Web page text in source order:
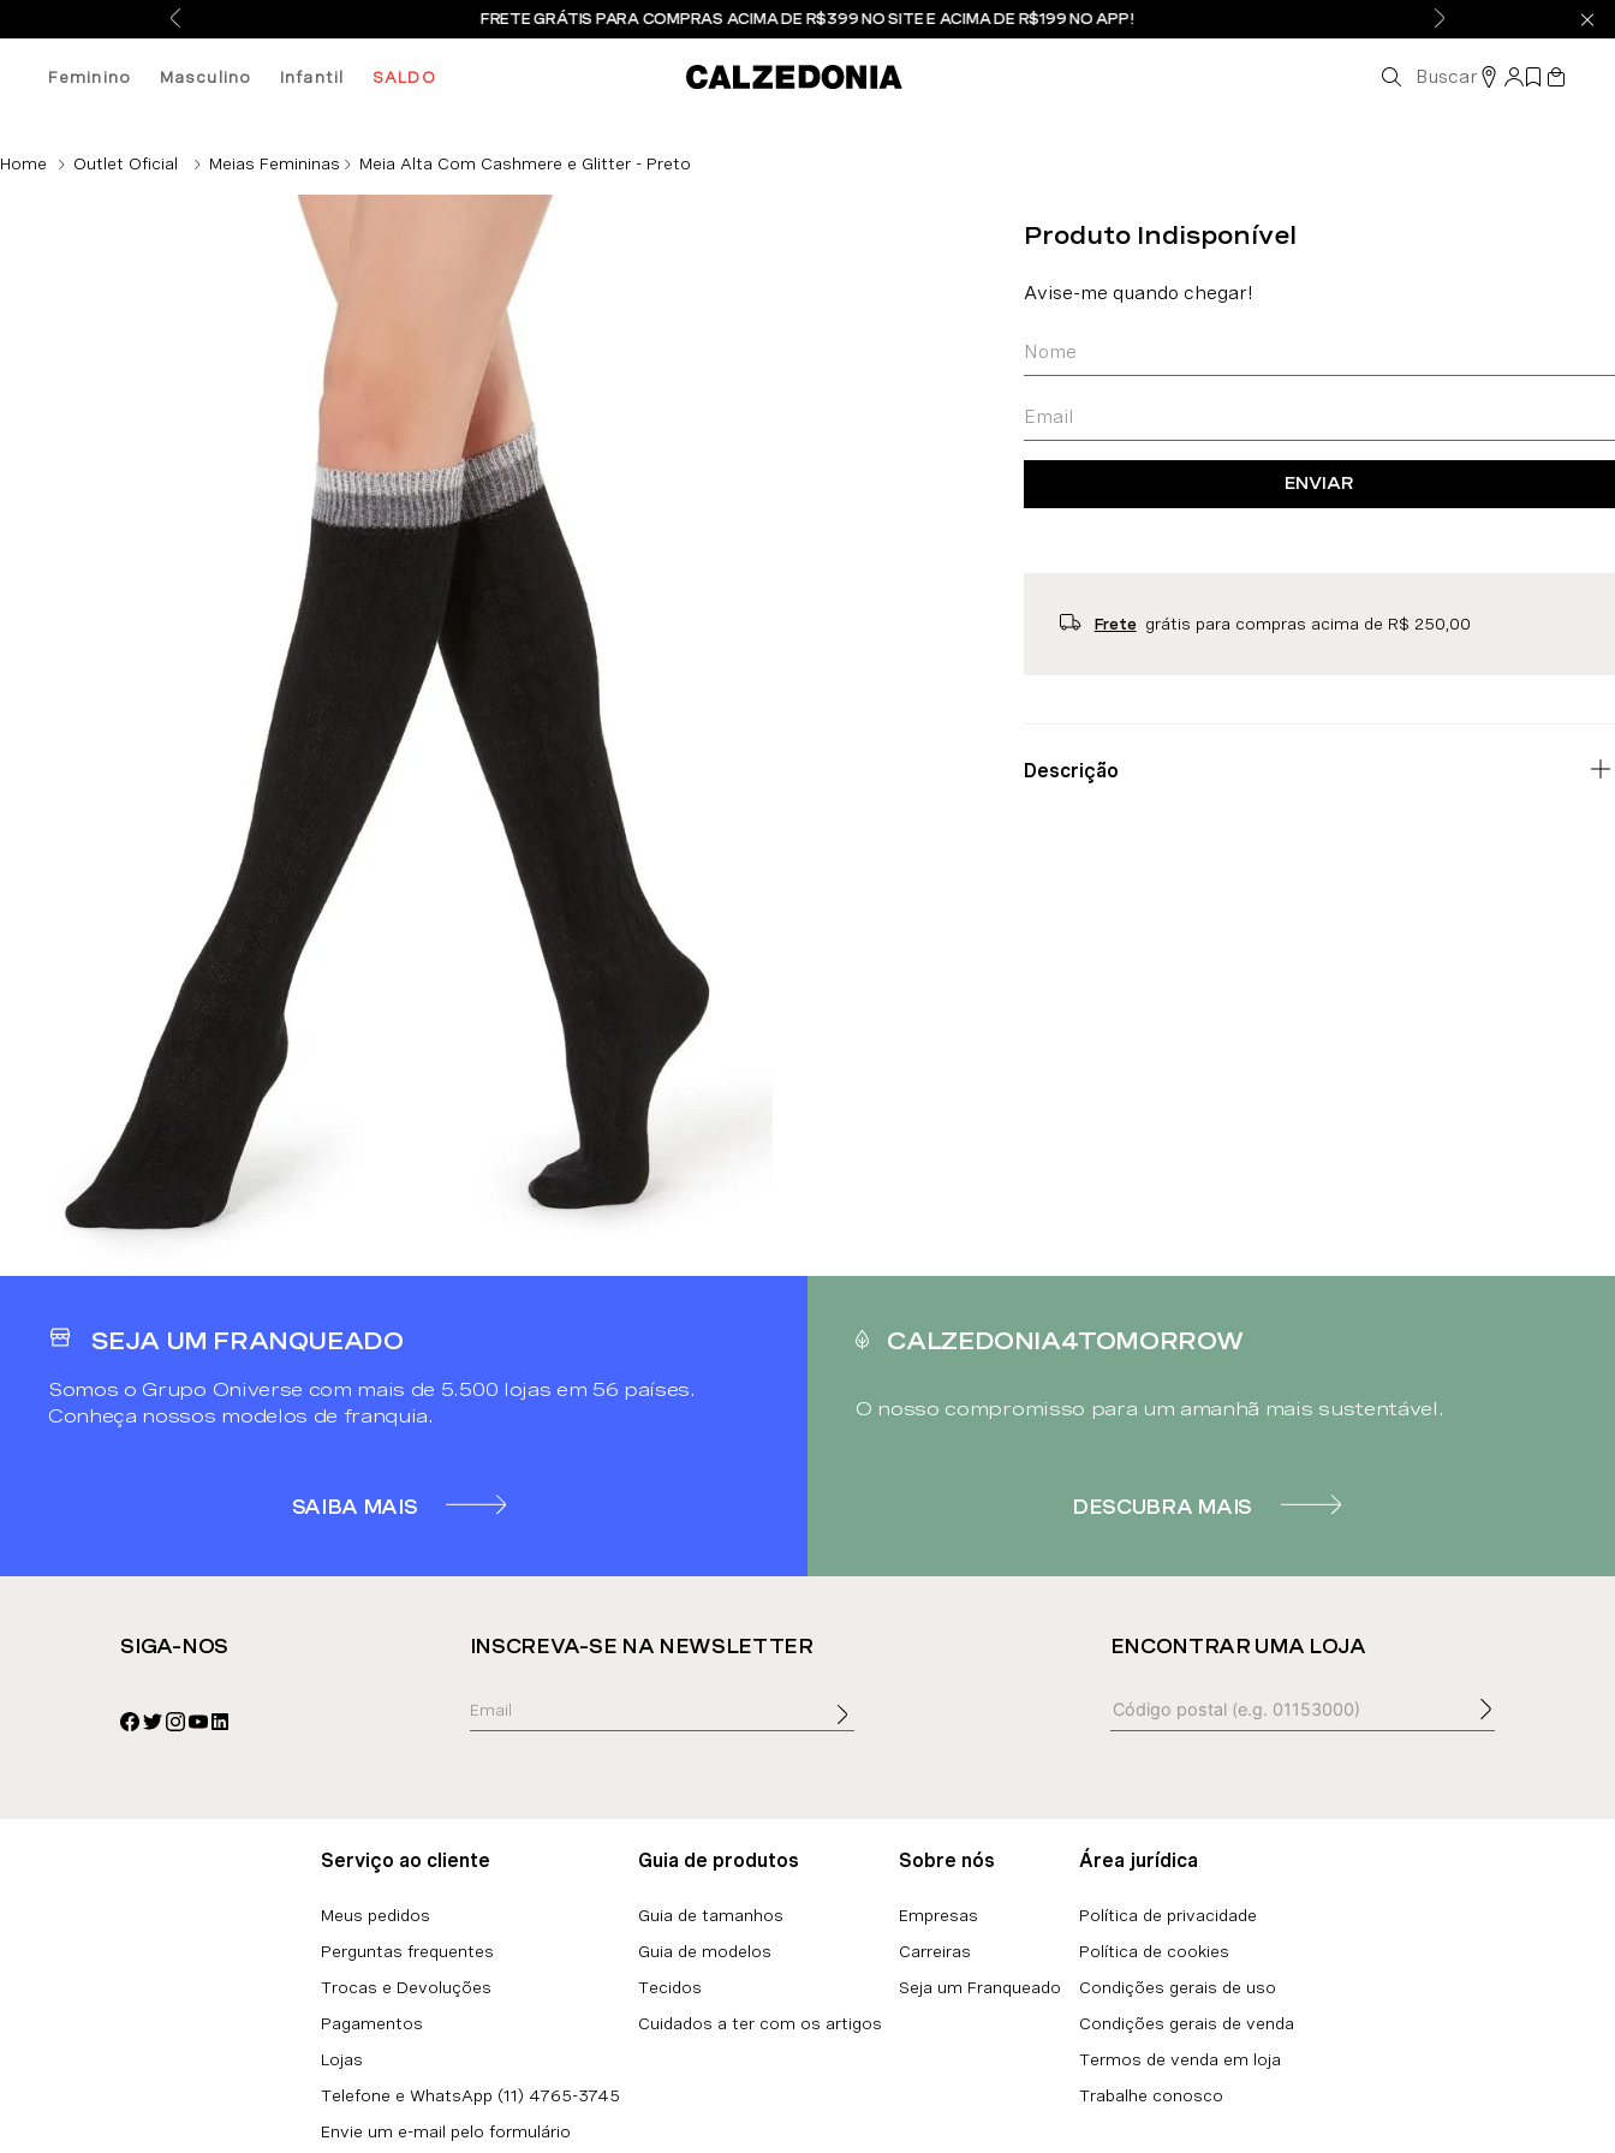
FRETE GRÁTIS PARA COMPRAS ACIMA DE R$399 NO SITE E ACIMA DE R$199 NO APP!
Feminino Masculino Infantil SALDO Buscar
Outlet Oficial Meias Femininas Meia Alta Com Cashmere e Glitter - Preto
ENVIAR
Frete grátis para compras acima de R$ 250,00
Descrição
SEJA UM FRANQUEADO
Somos o Grupo Oniverse com mais de 5.500 lojas em 56 países.
Conheça nossos modelos de franquia.
SAIBA MAIS
CALZEDONIA4TOMORROW
O nosso compromisso para um amanhã mais sustentável.
DESCUBRA MAIS
SIGA-NOS INSCREVA-SE NA NEWSLETTER ENCONTRAR UMA LOJA
Serviço ao cliente
Meus pedidos
Perguntas frequentes
Trocas e Devoluções
Pagamentos
Lojas
Telefone e WhatsApp (11) 4765-3745
Envie um e-mail pelo formulário
Guia de produtos
Guia de tamanhos
Guia de modelos
Tecidos
Cuidados a ter com os artigos
Sobre nós
Empresas
Carreiras
Seja um Franqueado
Área jurídica
Política de privacidade
Política de cookies
Condições gerais de uso
Condições gerais de venda
Termos de venda em loja
Trabalhe conosco